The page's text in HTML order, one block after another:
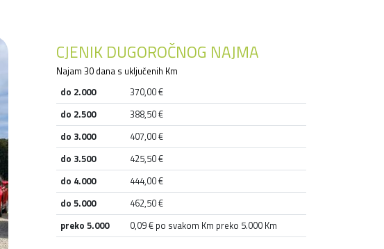
CJENIK DUGOROČNOG NAJMA
Najam 30 dana s uključenih Km
do 2.000
370,00 €
do 2.500
388,50 €
do 3.000
407,00 €
do 3.500
425,50 €
do 4.000
444,00 €
do 5.000
462,50 €
preko 5.000
0,09 € po svakom Km preko 5.000 Km